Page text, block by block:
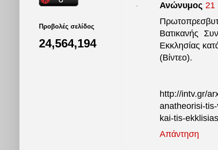
Ανώνυμος 21
Βατικανής
Εκκλησίας
(Βίντεο).
http://intv.gr/
anatheorisi-
kai-tis-
Απάντηση
Προβολές σελίδος
24,564,194